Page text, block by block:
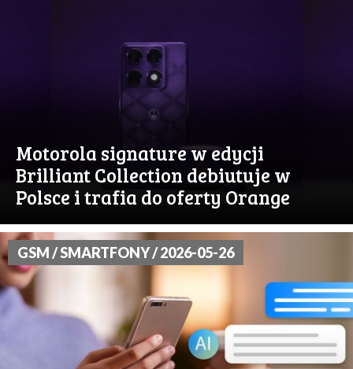
Motorola signature w edycji
Brilliant Collection debiutuje w
Polsce i trafia do oferty Orange
GSM / SMARTFONY / 2026-05-26